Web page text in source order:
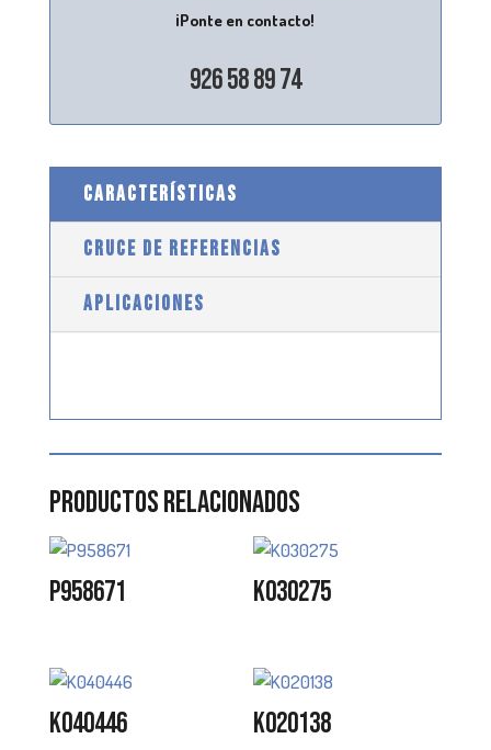
¡Ponte en contacto!
926 58 89 74
CARACTERÍSTICAS
CRUCE DE REFERENCIAS
APLICACIONES
Productos relacionados
P958671 K030275
K040446 K020138